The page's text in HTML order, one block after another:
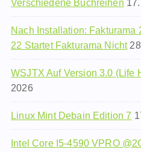
Verschiedene Buchreihen
Nach Installation: Fakturama
22 Startet Fakturama Nicht
WSJTX Auf Version 3.0 (Life
2026
Linux Mint Debain Edition 7
Intel Core I5-4590 VPRO